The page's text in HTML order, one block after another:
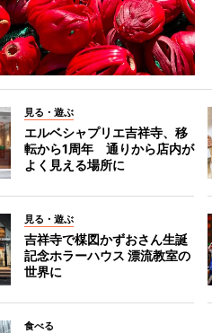
見る・遊ぶ
エルベシャプリエ吉祥寺、移
転から1周年 通りから店内が
よく見える場所に
見る・遊ぶ
吉祥寺で楳図かずおさん生誕
記念ホラーハウス 漂流教室の
世界に
食べる